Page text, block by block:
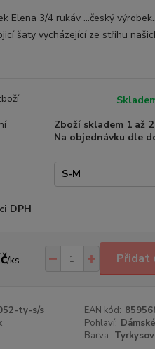
Elena 3/4 rukáv ...český
šaty vycházející ze střihu
Zboží skladem 1 až
Na objednávku dle
DPH
/ks Přidat
ty-s/s EAN kód:
Pohlaví: Dámské
Barva: